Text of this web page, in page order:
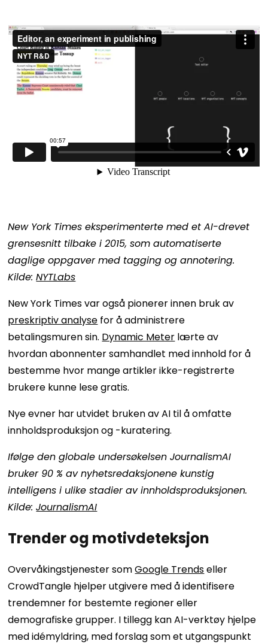
New York Times eksperimenterte med et AI-drevet
grensesnitt tilbake i 2015, som automatiserte
daglige oppgaver med tagging og annotering.
Kilde:NYTLabs
New York Times var også pionerer innen bruk av
preskriptiv analyse for å administrere
betalingsmuren sin. Dynamic Meter lærte av
hvordan abonnenter samhandlet med innhold for å
bestemme hvor mange artikler ikke-registrerte
brukere kunne lese gratis.
Nye evner har utvidet bruken av AI til å omfatte
innholdsproduksjon og -kuratering.
Ifølge den globale undersøkelsen JournalismAI
bruker 90 % av nyhetsredaksjonene kunstig
intelligens i ulike stadier av innholdsproduksjonen.
Kilde:JournalismAI
Trender og motivdeteksjon
Overvåkingstjenester somGoogle Trendseller
CrowdTangle hjelper utgivere med å identifisere
trendemner for bestemte regioner eller
demografiske grupper. I tillegg kan AI-verktøy hjelpe
med idémyldring, med forslag som et utgangspunkt